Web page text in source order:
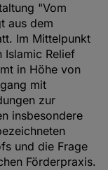
"Vom
aus dem
Im Mittelpunkt
Islamic Relief
in Höhe von
mit
zur
insbesondere
und die Frage
Förderpraxis.